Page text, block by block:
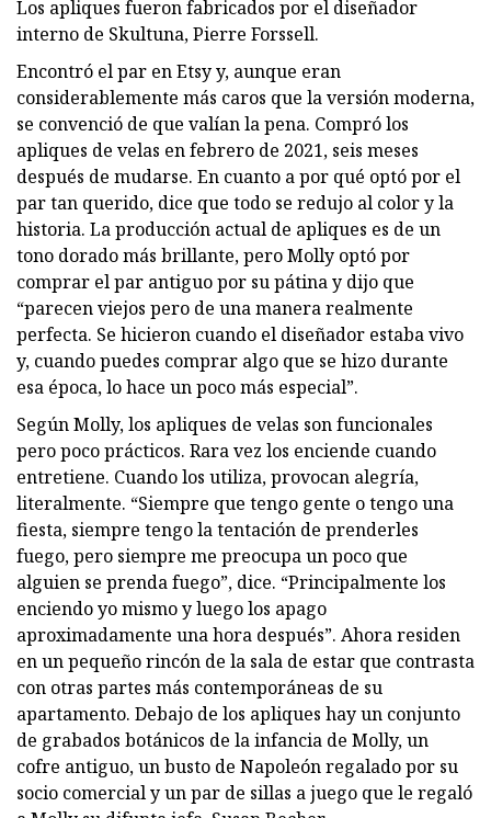
Los apliques fueron fabricados por el diseñador
interno de Skultuna, Pierre Forssell.
Encontró el par en Etsy y, aunque eran
considerablemente más caros que la versión moderna,
se convenció de que valían la pena. Compró los
apliques de velas en febrero de 2021, seis meses
después de mudarse. En cuanto a por qué optó por el
par tan querido, dice que todo se redujo al color y la
historia. La producción actual de apliques es de un
tono dorado más brillante, pero Molly optó por
comprar el par antiguo por su pátina y dijo que
“parecen viejos pero de una manera realmente
perfecta. Se hicieron cuando el diseñador estaba vivo
y, cuando puedes comprar algo que se hizo durante
esa época, lo hace un poco más especial”.
Según Molly, los apliques de velas son funcionales
pero poco prácticos. Rara vez los enciende cuando
entretiene. Cuando los utiliza, provocan alegría,
literalmente. “Siempre que tengo gente o tengo una
fiesta, siempre tengo la tentación de prenderles
fuego, pero siempre me preocupa un poco que
alguien se prenda fuego”, dice. “Principalmente los
enciendo yo mismo y luego los apago
aproximadamente una hora después”. Ahora residen
en un pequeño rincón de la sala de estar que contrasta
con otras partes más contemporáneas de su
apartamento. Debajo de los apliques hay un conjunto
de grabados botánicos de la infancia de Molly, un
cofre antiguo, un busto de Napoleón regalado por su
socio comercial y un par de sillas a juego que le regaló